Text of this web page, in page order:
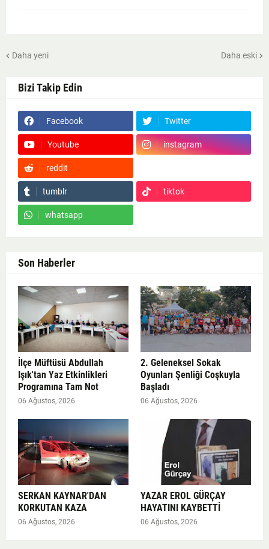
Daha yeni Daha eski
Bizi Takip Edin
Facebook Twitter
Youtube instagram
reddit
tumblr tiktok
whatsapp
Son Haberler
İlçe Müftüsü Abdullah
Işık'tan Yaz Etkinlikleri
Programına Tam Not
06 Ağustos, 2026
2. Geleneksel Sokak
Oyunları Şenliği Coşkuyla
Başladı
06 Ağustos, 2026
SERKAN KAYNAR'DAN
KORKUTAN KAZA
06 Ağustos, 2026
YAZAR EROL GÜRÇAY
HAYATINI KAYBETTİ
06 Ağustos, 2026